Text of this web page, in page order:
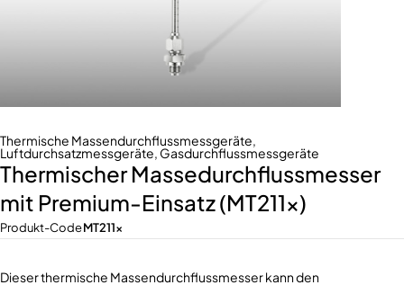
Thermische Massendurchflussmessgeräte,
Luftdurchsatzmessgeräte, Gasdurchflussmessgeräte
Thermischer Massedurchflussmesser
mit Premium-Einsatz (MT211x)
Produkt-CodeMT211x
Dieser thermische Massendurchflussmesser kann den